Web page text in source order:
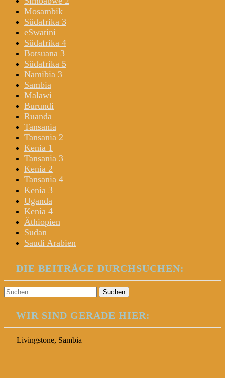
Mosambik
Südafrika 3
eSwatini
Südafrika 4
Botsuana 3
Südafrika 5
Namibia 3
Sambia
Malawi
Burundi
Ruanda
Tansania
Tansania 2
Kenia 1
Tansania 3
Kenia 2
Tansania 4
Kenia 3
Uganda
Kenia 4
Äthiopien
Sudan
Saudi Arabien
DIE BEITRÄGE DURCHSUCHEN:
Suchen
nach:
WIR SIND GERADE HIER:
Livingstone, Sambia